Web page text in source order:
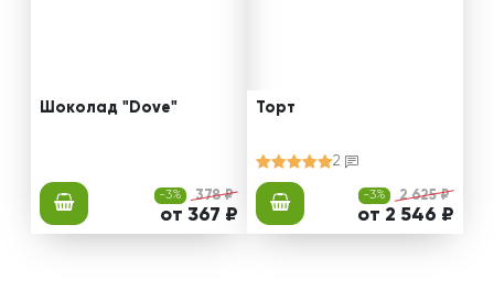
Шоколад "Dove"
-3% 378 ₽
от 367 ₽
Торт
2
-3% 2 625 ₽
от 2 546 ₽